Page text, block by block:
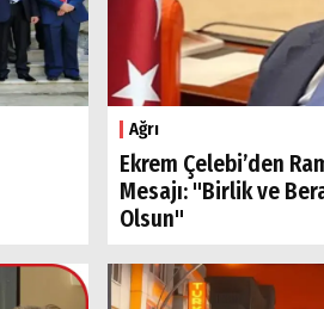
Ağrı
Ekrem Çelebi’den
Mesajı: "Birlik ve
Olsun"